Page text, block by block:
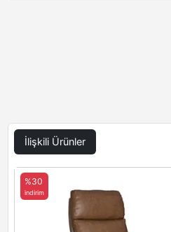
İlişkili Ürünler
%30
indirim